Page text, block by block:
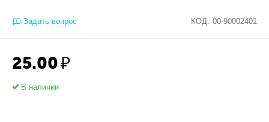
Задать вопрос КОД: 00-90002401
25.00₽
В наличии